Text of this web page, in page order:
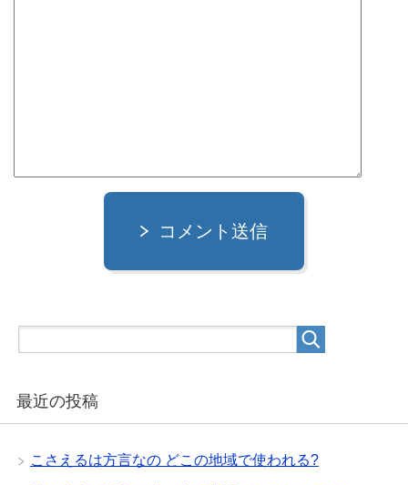
コメント送信
最近の投稿
こさえるは方言なの どこの地域で使われる?